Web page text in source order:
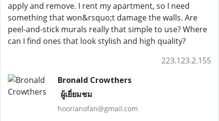
apply and remove. I rent my apartment, so I need
something that won&rsquo;t damage the walls. Are
peel-and-stick murals really that simple to use? Where
can I find ones that look stylish and high quality?
223.123.2.155
Bronald Crowthers
ผู้เยี่ยมชม
hoorianofan@gmail.com